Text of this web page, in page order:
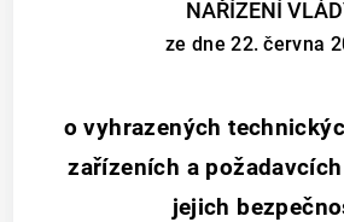
NAŘÍZENÍ
ze dne 22. června
o vyhrazených
zařízeních a
jejich